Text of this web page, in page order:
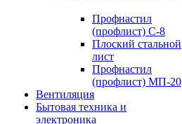
Профнастил
(профлист) С-8
Плоский стальной
лист
Профнастил
(профлист) МП-20
Вентиляция
Бытовая техника и
электроника